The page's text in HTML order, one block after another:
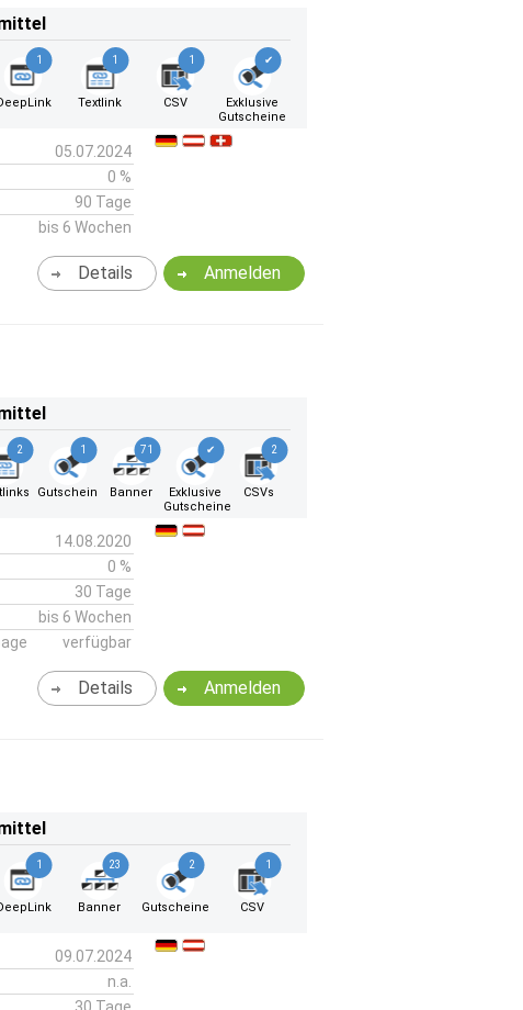
1 1
Textlink
1
CSV
✔
Exklusive
Gutscheine
05.07.2024
0 %
90 Tage
bis 6 Wochen
Anmelden
Details
2 1
Gutschein
71
Banner
✔
Exklusive
Gutscheine
2
CSVs
14.08.2020
0 %
30 Tage
bis 6 Wochen
verfügbar
Anmelden
Details
1 23
Banner
2
Gutscheine
1
CSV
09.07.2024
n.a.